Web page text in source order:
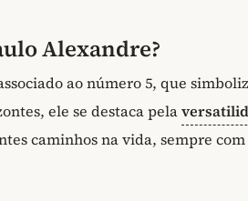
Alexandre?
ao número 5, que
ele se destaca pela
caminhos na vida, sempre